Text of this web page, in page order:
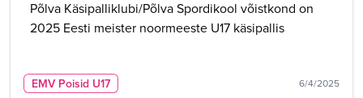
Põlva Käsipalliklubi/Põlva Spordikool võistkond on
2025 Eesti meister noormeeste U17 käsipallis
EMV Poisid U17 6/4/2025